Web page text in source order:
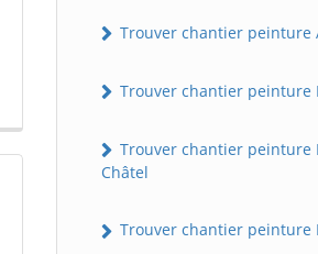
Trouver chantier peinture
Trouver chantier peinture
Trouver chantier peinture
Châtel
Trouver chantier peinture